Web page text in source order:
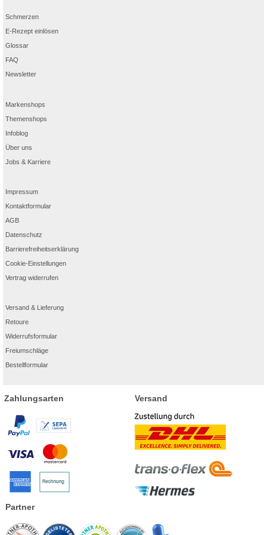
Schmerzen
E-Rezept einlösen
Glossar
FAQ
Newsletter
Markenshops
Themenshops
Infoblog
Über uns
Jobs & Karriere
Impressum
Kontaktformular
AGB
Datenschutz
Barrierefreiheitserklärung
Cookie-Einstellungen
Vertrag widerrufen
Versand & Lieferung
Retoure
Widerrufsformular
Freiumschläge
Bestellformular
Zahlungsarten Versand
Partner